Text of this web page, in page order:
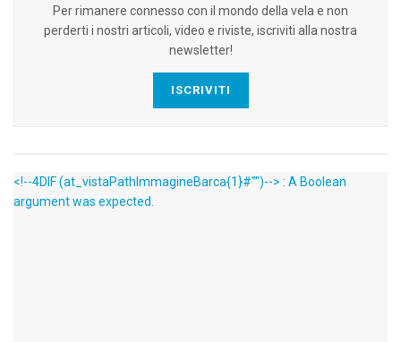
Per rimanere connesso con il mondo della vela e non
perderti i nostri articoli, video e riviste, iscriviti alla nostra
newsletter!
ISCRIVITI
<!--4DIF (at_vistaPathImmagineBarca{1}#"")--> : A Boolean
argument was expected.